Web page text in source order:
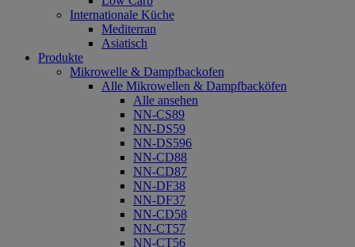
Internationale Küche
Mediterran
Asiatisch
Produkte
Mikrowelle & Dampfbackofen
Alle Mikrowellen & Dampfbacköfen
Alle ansehen
NN-CS89
NN-DS59
NN-DS596
NN-CD88
NN-CD87
NN-DF38
NN-DF37
NN-CD58
NN-CT57
NN-CT56